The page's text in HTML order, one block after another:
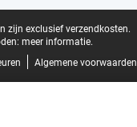
zijn exclusief verzendkosten.
meer informatie.
Algemene voorwaarden